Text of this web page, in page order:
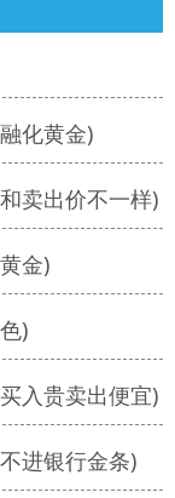
化黄金)
卖出价不一样)
金)
)
入贵卖出便宜)
进银行金条)